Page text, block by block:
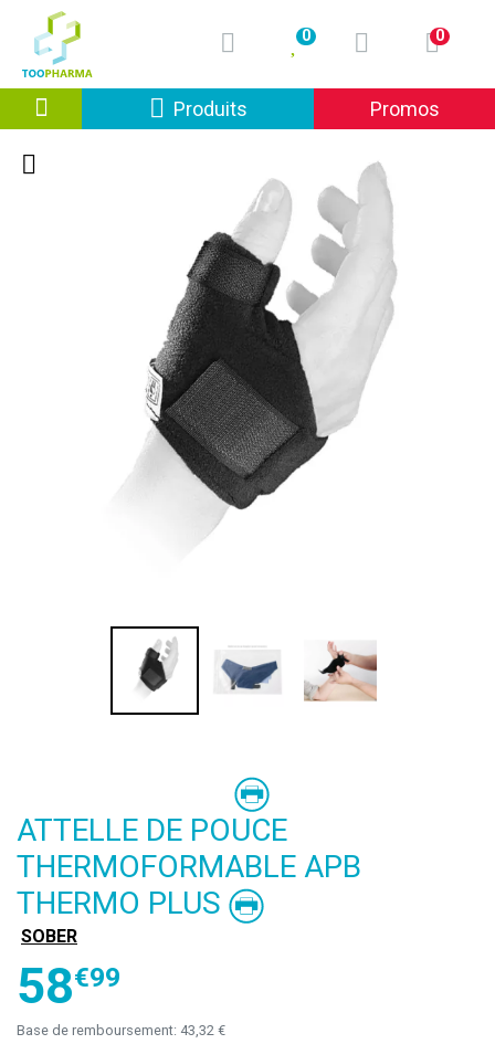
0 0
ProduitsAfficher la navigation
Promos
ATTELLE DE POUCE
THERMOFORMABLE APB
THERMO PLUS
SOBER
58€99
Base de remboursement: 43,32 €